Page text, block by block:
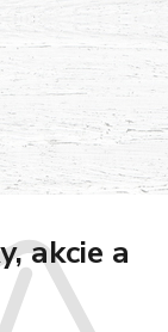
akcie a